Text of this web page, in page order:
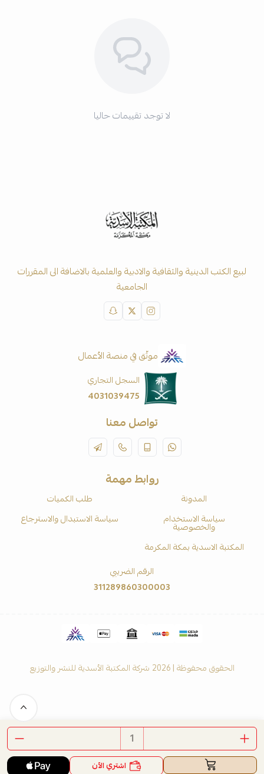
اشتري الآن
لا توجد تقييمات حاليا
لبيع الكتب الدينية والثقافية والادبية والعلمية بالاضافة الى المقررات
الجامعية
موثّق في منصة الأعمال
السجل التجاري
4031039475
تواصل معنا
روابط مهمة
المدونة
طلب الكميات
سياسة الاستخدام
والخصوصية
سياسة الاستبدال والاسترجاع
المكتبة الاسدية بمكة المكرمة
الرقم الضريبي
311289860300003
الحقوق محفوظة | 2026 شركة المكتبة الأسدية للنشر والتوزيع